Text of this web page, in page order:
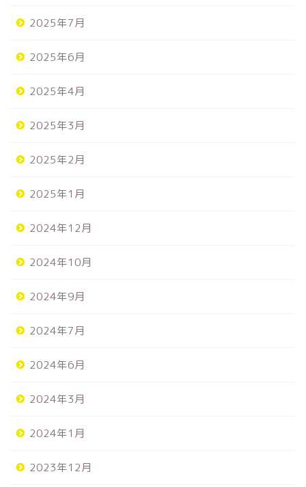
2025年7月
2025年6月
2025年4月
2025年3月
2025年2月
2025年1月
2024年12月
2024年10月
2024年9月
2024年7月
2024年6月
2024年3月
2024年1月
2023年12月